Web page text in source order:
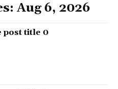
Aug 6, 2026
post title 0